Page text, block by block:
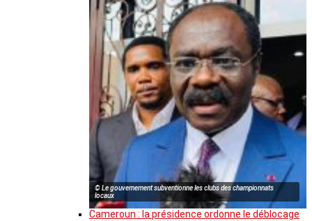
© Le gouvernement subventionne les clubs des championnats
locaux
Cameroun : la présidence ordonne le déblocage